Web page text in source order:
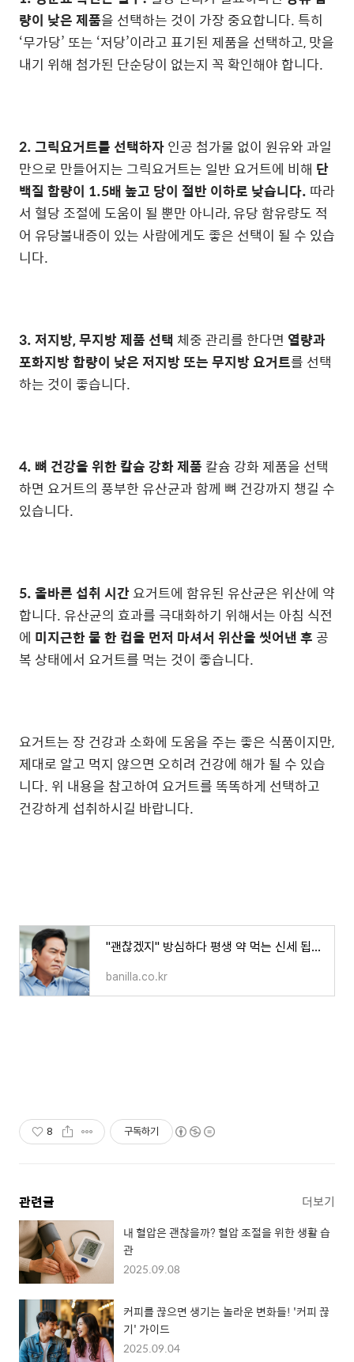
량이 낮은 제품을 선택하는 것이 가장 중요합니다. 특히
‘무가당’ 또는 ‘저당’이라고 표기된 제품을 선택하고, 맛을
내기 위해 첨가된 단순당이 없는지 꼭 확인해야 합니다.
2. 그릭요거트를 선택하자인공 첨가물 없이 원유와 과일
만으로 만들어지는 그릭요거트는 일반 요거트에 비해 단
백질 함량이 1.5배 높고 당이 절반 이하로 낮습니다. 따라
서 혈당 조절에 도움이 될 뿐만 아니라, 유당 함유량도 적
어 유당불내증이 있는 사람에게도 좋은 선택이 될 수 있습
니다.
3. 저지방, 무지방 제품 선택 체중 관리를 한다면 열량과
포화지방 함량이 낮은 저지방 또는 무지방 요거트를 선택
하는 것이 좋습니다.
4. 뼈 건강을 위한 칼슘 강화 제품 칼슘 강화 제품을 선택
하면 요거트의 풍부한 유산균과 함께 뼈 건강까지 챙길 수
있습니다.
5. 올바른 섭취 시간요거트에 함유된 유산균은 위산에 약
합니다. 유산균의 효과를 극대화하기 위해서는 아침 식전
에 미지근한 물 한 컵을 먼저 마셔서 위산을 씻어낸 후 공
복 상태에서 요거트를 먹는 것이 좋습니다.
요거트는 장 건강과 소화에 도움을 주는 좋은 식품이지만,
제대로 알고 먹지 않으면 오히려 건강에 해가 될 수 있습
니다. 위 내용을 참고하여 요거트를 똑똑하게 선택하고
건강하게 섭취하시길 바랍니다.
"괜찮겠지" 방심하다 평생 약 먹는 신세 됩니다: 고혈압·당뇨병 전 단계, 지금 바로 잡아야 하는
banilla.co.kr
8 구독하기
관련글 더보기
내 혈압은 괜찮을까? 혈압 조절을 위한 생활 습
관
2025.09.08
커피를 끊으면 생기는 놀라운 변화들! '커피 끊
기' 가이드
2025.09.04